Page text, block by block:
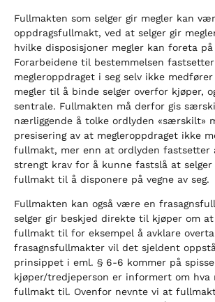
Fullmakten som selger gir megler kan
oppdragsfullmakt, ved at selger gir
hvilke disposisjoner megler kan foreta på
Forarbeidene til bestemmelsen
megleroppdraget i seg selv ikke
megler til å binde selger overfor kjøper,
sentrale. Fullmakten må derfor gis
nærliggende å tolke ordlyden «særskilt»
presisering av at megleroppdraget ikke
fullmakt, mer enn at ordlyden
strengt krav for å kunne fastslå at
fullmakt til å disponere på vegne av seg.
Fullmakten kan også være en
selger gir beskjed direkte til kjøper om
fullmakt til for eksempel å avklare
frasagnsfullmakter vil det sjeldent
prinsippet i eml. § 6-6 kommer på
kjøper/tredjeperson er informert om hva
fullmakt til. Ovenfor nevnte vi at